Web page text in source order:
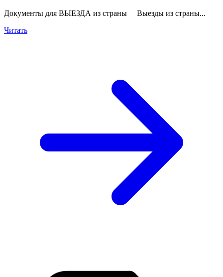
Документы для ВЫЕЗДА из страны Выезды из страны...
Читать